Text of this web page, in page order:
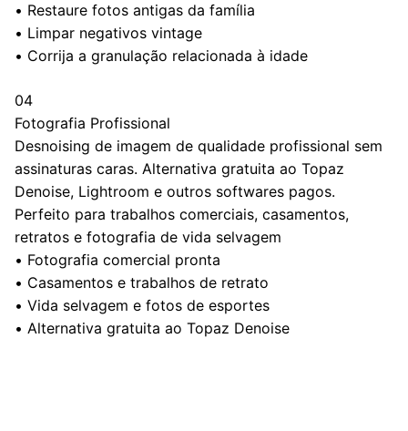
• Restaure fotos antigas da família
• Limpar negativos vintage
• Corrija a granulação relacionada à idade
04
Fotografia Profissional
Desnoising de imagem de qualidade profissional sem
assinaturas caras. Alternativa gratuita ao Topaz
Denoise, Lightroom e outros softwares pagos.
Perfeito para trabalhos comerciais, casamentos,
retratos e fotografia de vida selvagem
• Fotografia comercial pronta
• Casamentos e trabalhos de retrato
• Vida selvagem e fotos de esportes
• Alternativa gratuita ao Topaz Denoise